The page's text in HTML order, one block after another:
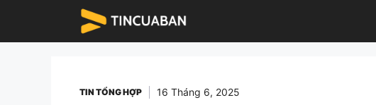
nội
TIN TỔNG HỢP 16 Tháng 6, 2025